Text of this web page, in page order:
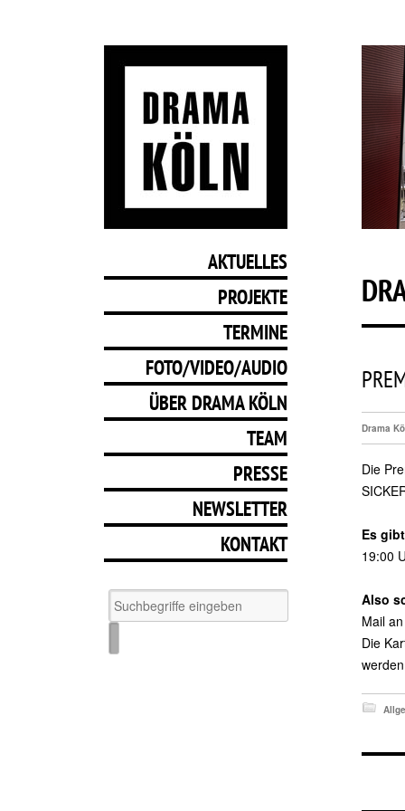
AKTUELLES
PROJEKTE
TERMINE
FOTO/VIDEO/AUDIO
ÜBER DRAMA KÖLN
TEAM
PRESSE
NEWSLETTER
KONTAKT
Drama
Die
Es
19:00
Also
Mail an
Die